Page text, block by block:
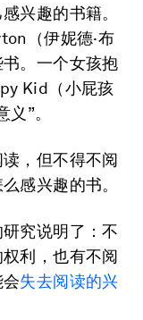
兴趣的书籍。
（伊妮德·布
。一个女孩抱
Kid（小屁孩
”。
，但不得不阅
感兴趣的书。
究说明了：不
利，也有不阅
失去阅读的兴